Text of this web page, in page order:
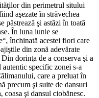
din perimetrul sitului
aşezate în străvechea
păstrează şi astăzi în toată
În luna iunie se
închinată acestei flori care
din zonă adevărate
dorinţa de a conserva şi a
specific zonei s-a
care a preluat în
precum şi suite de dansuri
coasa şi dansul ciobănesc.